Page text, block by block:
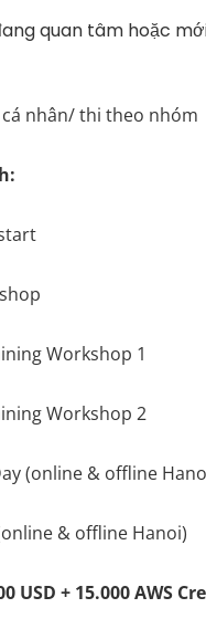
quan tâm hoặc
nhân/ thi theo nhóm
Workshop 1
Workshop 2
(online & offline
& offline Hanoi)
USD + 15.000 AWS